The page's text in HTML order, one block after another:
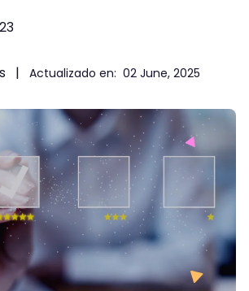
| Actualizado en: 02 June, 2025